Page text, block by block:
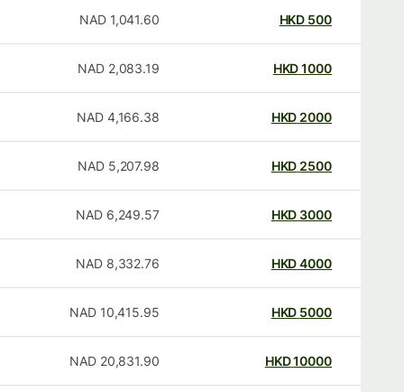
500
HKD
1,041.60
NAD
1000
HKD
2,083.19
NAD
2000
HKD
4,166.38
NAD
2500
HKD
5,207.98
NAD
3000
HKD
6,249.57
NAD
4000
HKD
8,332.76
NAD
5000
HKD
10,415.95
NAD
10000
HKD
20,831.90
NAD